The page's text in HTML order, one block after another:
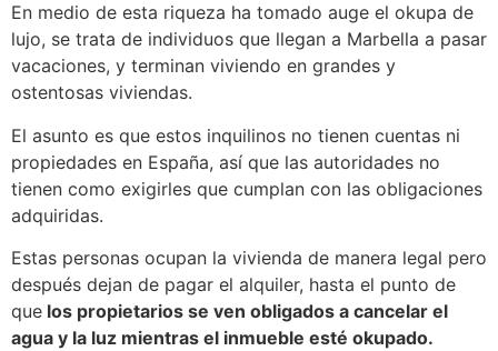
En medio de esta riqueza ha tomado auge el okupa de
lujo, se trata de individuos que llegan a Marbella a pasar
vacaciones, y terminan viviendo en grandes y
ostentosas viviendas.
El asunto es que estos inquilinos no tienen cuentas ni
propiedades en España, así que las autoridades no
tienen como exigirles que cumplan con las obligaciones
adquiridas.
Estas personas ocupan la vivienda de manera legal pero
después dejan de pagar el alquiler, hasta el punto de
que los propietarios se ven obligados a cancelar el
agua y la luz mientras el inmueble esté okupado.